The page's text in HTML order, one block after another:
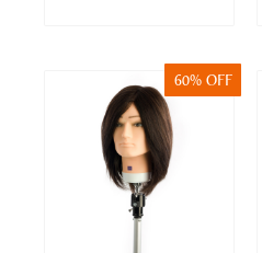
60% OFF